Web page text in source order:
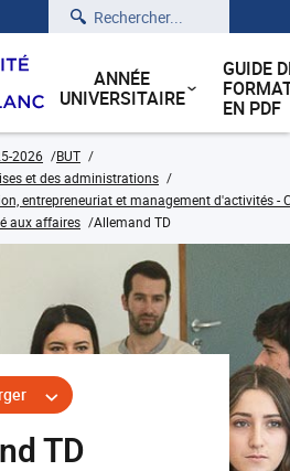
Rechercher
ANNÉE
UNIVERSITAIRE
GUIDE
EN PDF
2026
BUT
et des administrations
entrepreneuriat et management d'activités -
aux affaires
Allemand TD
TD